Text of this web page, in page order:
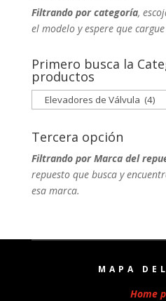
Filtrando por categoría,
el modelo y espere que
Primero busca la
productos
Tercera opción
Filtrando por Marca del
repuesto que busca y
esa marca.
MAPA
Home